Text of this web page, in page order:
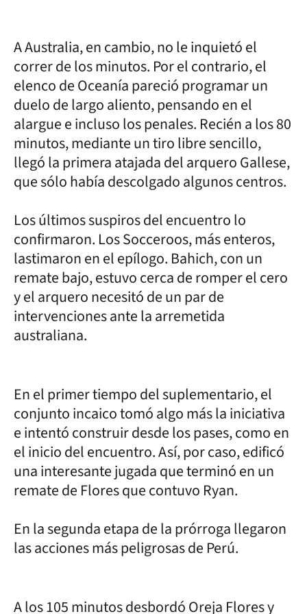
A Australia, en cambio, no le inquietó el
correr de los minutos. Por el contrario, el
elenco de Oceanía pareció programar un
duelo de largo aliento, pensando en el
alargue e incluso los penales. Recién a los 80
minutos, mediante un tiro libre sencillo,
llegó la primera atajada del arquero Gallese,
que sólo había descolgado algunos centros.
Los últimos suspiros del encuentro lo
confirmaron. Los Socceroos, más enteros,
lastimaron en el epílogo. Bahich, con un
remate bajo, estuvo cerca de romper el cero
y el arquero necesitó de un par de
intervenciones ante la arremetida
australiana.
En el primer tiempo del suplementario, el
conjunto incaico tomó algo más la iniciativa
e intentó construir desde los pases, como en
el inicio del encuentro. Así, por caso, edificó
una interesante jugada que terminó en un
remate de Flores que contuvo Ryan.
En la segunda etapa de la prórroga llegaron
las acciones más peligrosas de Perú.
A los 105 minutos desbordó Oreja Flores y